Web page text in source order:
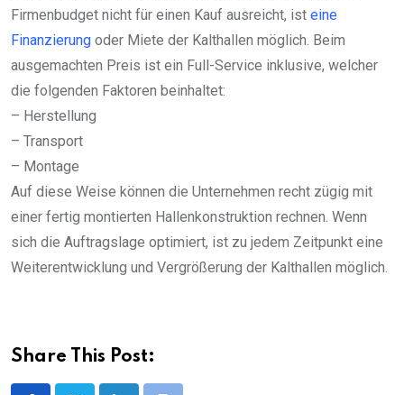
Firmenbudget nicht für einen Kauf ausreicht, ist eine
Finanzierung oder Miete der Kalthallen möglich. Beim
ausgemachten Preis ist ein Full-Service inklusive, welcher
die folgenden Faktoren beinhaltet:
– Herstellung
– Transport
– Montage
Auf diese Weise können die Unternehmen recht zügig mit
einer fertig montierten Hallenkonstruktion rechnen. Wenn
sich die Auftragslage optimiert, ist zu jedem Zeitpunkt eine
Weiterentwicklung und Vergrößerung der Kalthallen möglich.
Share This Post: